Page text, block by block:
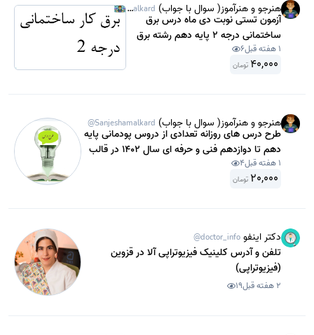
هنرجو و هنرآموز( سوال با جواب) @Sanjeshamalkard
آزمون تستی نوبت دی ماه درس برق
ساختمانی درجه 2 پایه دهم رشته برق
جواب.
1 هفته قبل 6
40,000 تومان
هنرجو و هنرآموز( سوال با جواب) @Sanjeshamalkard
طرح درس های روزانه تعدادی از دروس پودمانی پایه
دهم تا دوازدهم فنی و حرفه ای سال 1402 در قالب
PDF1 هفته قبل 4
20,000 تومان
دکتر اینفو @doctor_info
تلفن و آدرس کلینیک فیزیوتراپی آلا در قزوین
(فیزیوتراپی)
2 هفته قبل 19